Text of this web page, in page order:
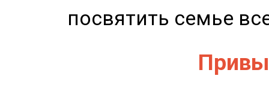
посвятить семье